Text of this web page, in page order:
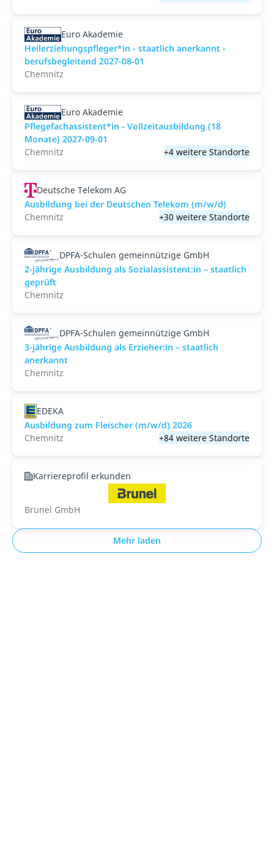
Euro Akademie
Heilerziehungspfleger*in - staatlich anerkannt -
berufsbegleitend 2027-08-01
Chemnitz
Euro Akademie
Pflegefachassistent*in - Vollzeitausbildung (18
Monate) 2027-09-01
Chemnitz
+4 weitere Standorte
Deutsche Telekom AG
Ausbildung bei der Deutschen Telekom (m/w/d)
Chemnitz
+30 weitere Standorte
DPFA-Schulen gemeinnützige GmbH
2-jährige Ausbildung als Sozialassistent:in – staatlich
geprüft
Chemnitz
DPFA-Schulen gemeinnützige GmbH
3-jährige Ausbildung als Erzieher:in – staatlich
anerkannt
Chemnitz
EDEKA
Ausbildung zum Fleischer (m/w/d) 2026
Chemnitz
+84 weitere Standorte
Karriereprofil erkunden
Brunel GmbH
Mehr laden